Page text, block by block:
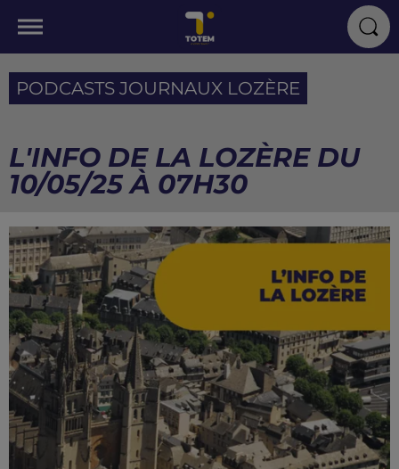
PODCASTS JOURNAUX LOZÈRE
L'INFO DE LA LOZÈRE DU
10/05/25 À 07H30